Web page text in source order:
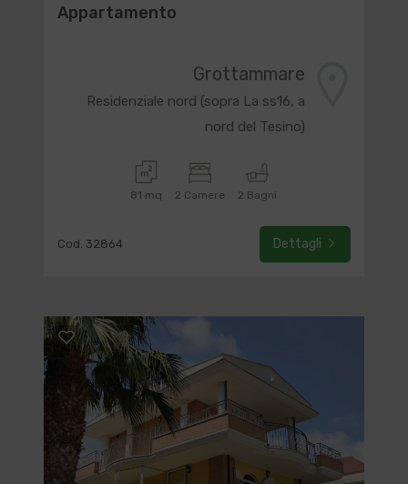
Appartamento
Grottammare
Residenziale nord (sopra La ss16, a
nord del Tesino)
81 mq 2 Camere 2 Bagni
Cod. 32864 Dettagli